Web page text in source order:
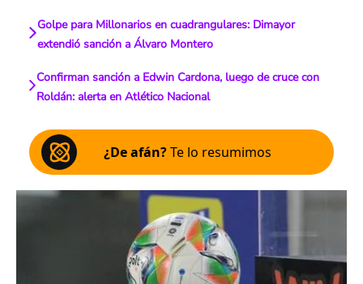
Golpe para Millonarios en cuadrangulares: Dimayor
extendió sanción a Álvaro Montero
Confirman sanción a Edwin Cardona, luego de cruce con
Roldán: alerta en Atlético Nacional
¿De afán?Te lo resumimos